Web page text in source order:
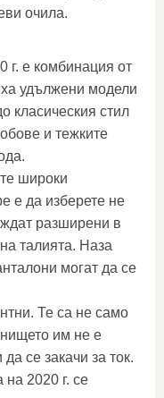
очила.
г. е комбинация от
удължени модели
класическия стил
и тежките
широки
е да изберете не
разширени в
талията. Наза
могат да се
Те са не само
им не е
се закачи за ток.
2020 г. се